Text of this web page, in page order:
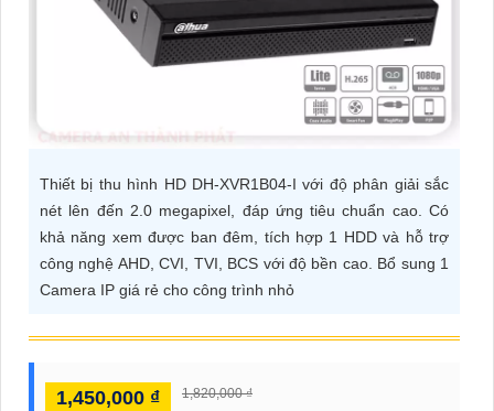
TƯ
VẤN
VỤ
Thiết bị thu hình HD DH-XVR1B04-I với độ phân giải sắc
nét lên đến 2.0 megapixel, đáp ứng tiêu chuẩn cao. Có
khả năng xem được ban đêm, tích hợp 1 HDD và hỗ trợ
công nghệ AHD, CVI, TVI, BCS với độ bền cao. Bổ sung 1
Camera IP giá rẻ cho công trình nhỏ
1,450,000 ₫ 1,820,000 ₫